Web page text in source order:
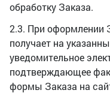
обработку Заказа.
2.3. При оформлении
получает на
уведомительное
подтверждающее
формы Заказа на